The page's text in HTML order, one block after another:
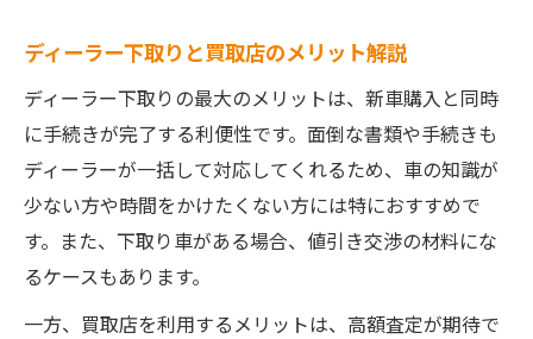
ディーラー下取りと買取店のメリット解説
ディーラー下取りの最大のメリットは、新車購入と同時
に手続きが完了する利便性です。面倒な書類や手続きも
ディーラーが一括して対応してくれるため、車の知識が
少ない方や時間をかけたくない方には特におすすめで
す。また、下取り車がある場合、値引き交渉の材料にな
るケースもあります。
一方、買取店を利用するメリットは、高額査定が期待で